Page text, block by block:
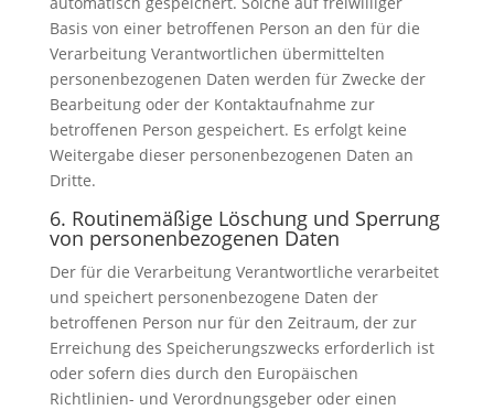
Basis von einer betroffenen Person an den für die
Verarbeitung Verantwortlichen übermittelten
personenbezogenen Daten werden für Zwecke der
Bearbeitung oder der Kontaktaufnahme zur
betroffenen Person gespeichert. Es erfolgt keine
Weitergabe dieser personenbezogenen Daten an
Dritte.
6. Routinemäßige Löschung und Sperrung
von personenbezogenen Daten
Der für die Verarbeitung Verantwortliche verarbeitet
und speichert personenbezogene Daten der
betroffenen Person nur für den Zeitraum, der zur
Erreichung des Speicherungszwecks erforderlich ist
oder sofern dies durch den Europäischen
Richtlinien- und Verordnungsgeber oder einen